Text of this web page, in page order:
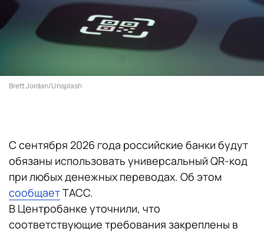
Brett Jordan/Unsplash
С сентября 2026 года российские банки будут
обязаны использовать универсальный QR-код
при любых денежных переводах. Об этом
сообщаетТАСС.
В Центробанке уточнили, что
соответствующие требования закреплены в